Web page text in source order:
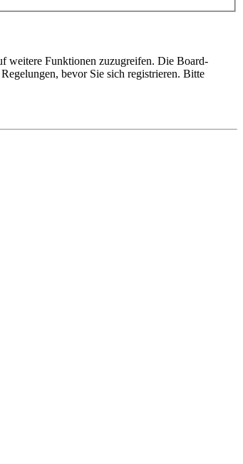
weitere Funktionen zuzugreifen. Die Board-
bevor Sie sich registrieren. Bitte